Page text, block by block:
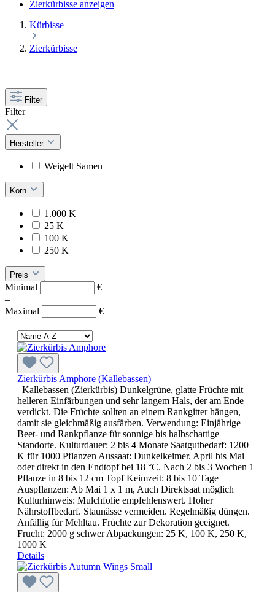
Zierkürbisse anzeigen
Kürbisse
Zierkürbisse
Filter
Filter
Hersteller
Weigelt Samen
Korn
1.000 K
25 K
100 K
250 K
Preis
Minimal
€
–
Maximal
€
Zierkürbis Amphore (Kallebassen)
Kallebassen (Zierkürbis) Dunkelgrüne, glatte Früchte mit
helleren Einfärbungen und sehr langem Hals, der am Ende
verdickt. Die Früchte sollten an einem Rankgitter hängen,
damit sie gleichmäßig ausfärben. Verwendung: Einjährige
Beet- und Rankpflanze für sonnige bis halbschattige
Standorte. Kulturdauer: 2 bis 4 Monate Saatgutbedarf: 1200
K für 1000 Pflanzen Aussaat: Dunkelkeimer. April bis Mai
oder direkt in den Endtopf bei 18 °C. Nach 2 bis 3 Wochen 1
Pflanze in 8 bis 12 cm Topf Keimzeit: 8 bis 10 Tage
Auspflanzen: Ab Mai 1 x 1 m, Auch Direktsaat möglich
Kulturhinweis: Mulchfolie empfehlenswert. Hoher
Nährstoffbedarf. Staunässe vermeiden. Regelmäßig düngen.
Anfällig für Mehltau. Früchte zur Dekoration geeignet.
Frucht: 2000 g schwer Abpackungen: 25 K, 100 K, 250 K,
1000 K
Details